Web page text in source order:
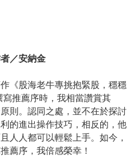
／安納金
《股海老牛專挑抱緊股，穩穩
推薦序時，我相當讚賞其
則。認同之處，並不在於探討
的進出操作技巧，相反的，他
人人都可以輕鬆上手。如今，
薦序，我倍感榮幸！